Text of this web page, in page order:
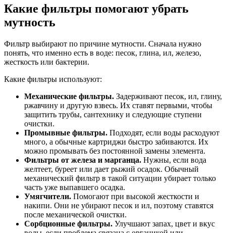
Какие фильтры помогают убрать
мутность
Фильтр выбирают по причине мутности. Сначала нужно
понять, что именно есть в воде: песок, глина, ил, железо,
жесткость или бактерии.
Какие фильтры используют:
Механические фильтры. Задерживают песок, ил, глину,
ржавчину и другую взвесь. Их ставят первыми, чтобы
защитить трубы, сантехнику и следующие ступени
очистки.
Промывные фильтры. Подходят, если воды расходуют
много, а обычные картриджи быстро забиваются. Их
можно промывать без постоянной замены элемента.
Фильтры от железа и марганца. Нужны, если вода
желтеет, буреет или дает рыжий осадок. Обычный
механический фильтр в такой ситуации убирает только
часть уже выпавшего осадка.
Умягчители. Помогают при высокой жесткости и
накипи. Они не убирают песок и ил, поэтому ставятся
после механической очистки.
Сорбционные фильтры. Улучшают запах, цвет и вкус